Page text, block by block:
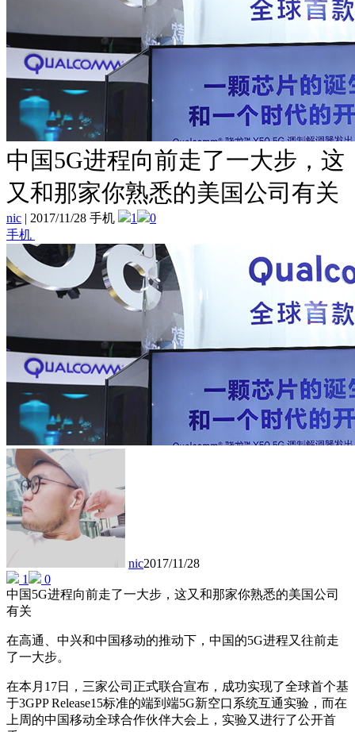
中国5G进程向前走了一大步，这
又和那家你熟悉的美国公司有关
nic | 2017/11/28 手机 1
0
手机
nic2017/11/28
1
0
中国5G进程向前走了一大步，这又和那家你熟悉的美国公司
有关
在高通、中兴和中国移动的推动下，中国的5G进程又往前走
了一大步。
在本月17日，三家公司正式联合宣布，成功实现了全球首个基
于3GPP Release15标准的端到端5G新空口系统互通实验，而在
上周的中国移动全球合作伙伴大会上，实验又进行了公开首